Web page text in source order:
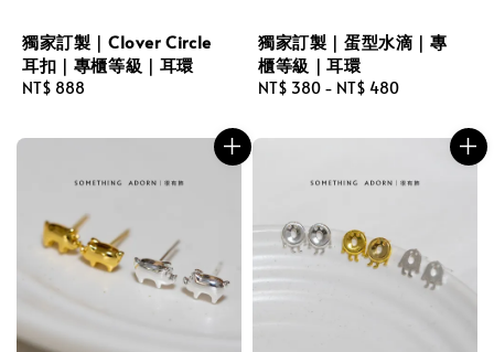
獨家訂製｜Clover Circle
耳扣｜專櫃等級｜耳環
Regular
NT$ 888
獨家訂製｜蛋型水滴｜專
櫃等級｜耳環
Regular
NT$ 380 - NT$ 480